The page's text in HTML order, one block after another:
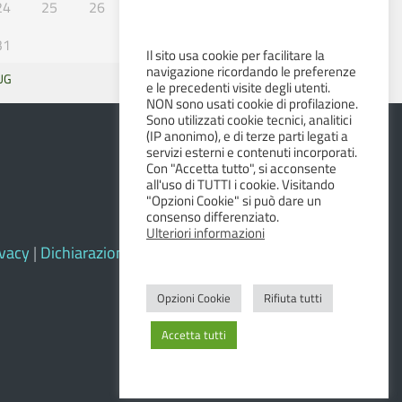
25 26
SET »
| Dichiarazione di accessibilità e feedback
Il sito usa cookie per facilitare la
navigazione ricordando le preferenze
e le precedenti visite degli utenti.
NON sono usati cookie di profilazione.
Sono utilizzati cookie tecnici, analitici
(IP anonimo), e di terze parti legati a
servizi esterni e contenuti incorporati.
Con "Accetta tutto", si acconsente
all'uso di TUTTI i cookie. Visitando
"Opzioni Cookie" si può dare un
consenso differenziato.
Ulteriori informazioni
Opzioni Cookie Rifiuta tutti
Accetta tutti